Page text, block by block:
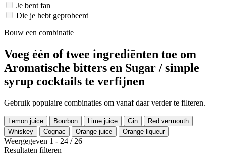
Je bent fan
Die je hebt geprobeerd
Bouw een combinatie
Voeg één of twee ingrediënten toe om
Aromatische bitters en Sugar / simple
syrup cocktails te verfijnen
Gebruik populaire combinaties om vanaf daar verder te filteren.
Lemon juice Bourbon Lime juice Gin
Red vermouth
Whiskey
Cognac Orange juice Orange liqueur
Weergegeven 1 - 24 / 26
Resultaten filteren